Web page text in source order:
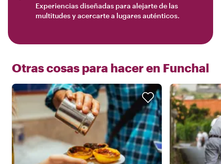
Experiencias diseñadas para alejarte de las
multitudes y acercarte a lugares auténticos.
Otras cosas para hacer en Funchal